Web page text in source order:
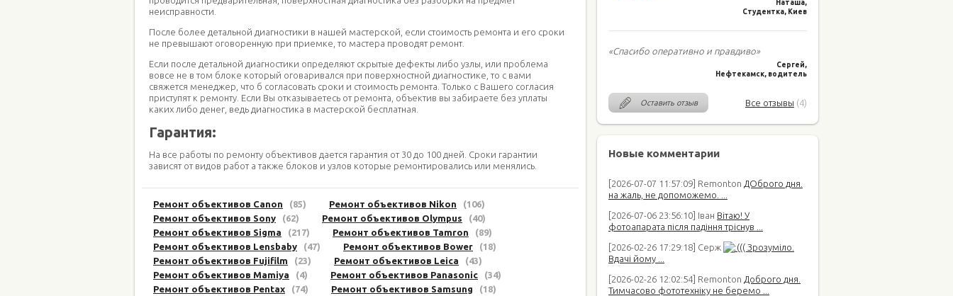
Наташа,
Студентка, Киев
«Спасибо оперативно и правдиво»
Сергей,
Нефтекамск, водитель
Оставить отзыв Все отзывы (4)
Новые комментарии
[2026-07-07 11:57:09] Remonton ДОброго дня.
на жаль, не допоможемо. ...
[2026-07-06 23:56:10] Іван Вітаю! У
фотоапарата після падіння тріснув ...
[2026-02-26 17:29:18] Серж
(( Зрозуміло.
Вдачі йому ...
[2026-02-26 12:02:54] Remonton Доброго дня.
Тимчасово фототехніку не беремо ...
неисправности.
После более детальной диагностики в нашей мастерской, если стоимость ремонта и его сроки
не превышают оговоренную при приемке, то мастера проводят ремонт.
Если после детальной диагностики определяют скрытые дефекты либо узлы, или проблема
вовсе не в том блоке который оговаривался при поверхностной диагностике, то с вами
свяжется менеджер, что б согласовать сроки и стоимость ремонта. Только с Вашего согласия
приступят к ремонту. Если Вы отказываетесь от ремонта, объектив вы забираете без уплаты
каких либо денег, ведь диагностика в мастерской бесплатная.
Гарантия:
На все работы по ремонту объективов дается гарантия от 30 до 100 дней. Сроки гарантии
зависят от видов работ а также блоков и узлов которые ремонтировались или менялись.
Ремонт объективов Canon (85) Ремонт объективов Nikon (106)
Ремонт объективов Sony (62) Ремонт объективов Olympus (40)
Ремонт объективов Sigma (217) Ремонт объективов Tamron (89)
Ремонт объективов Lensbaby (47) Ремонт объективов Bower (18)
Ремонт объективов Fujifilm (23) Ремонт объективов Leica (43)
Ремонт объективов Mamiya (4) Ремонт объективов Panasonic (34)
Ремонт объективов Pentax (74) Ремонт объективов Samsung (18)